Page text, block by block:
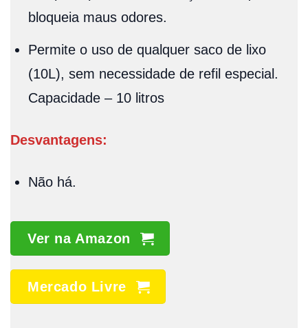
bloqueia maus odores.
Permite o uso de qualquer saco de lixo
(10L), sem necessidade de refil especial.
Capacidade – 10 litros
Desvantagens:
Não há.
Ver na Amazon
Mercado Livre